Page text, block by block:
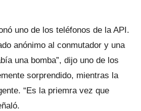
uno de los teléfonos de la API.
anónimo al conmutador y una
una bomba”, dijo uno de los
sorprendido, mientras la
“Es la priemra vez que